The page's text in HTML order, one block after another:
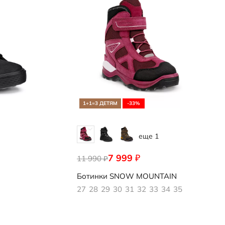
1+1=3 ДЕТЯМ -33%
еще 1
7 999 ₽
11 990₽
710312/61354
Ботинки SNOW MOUNTAIN
27 28 29 30 31 32 33 34 35